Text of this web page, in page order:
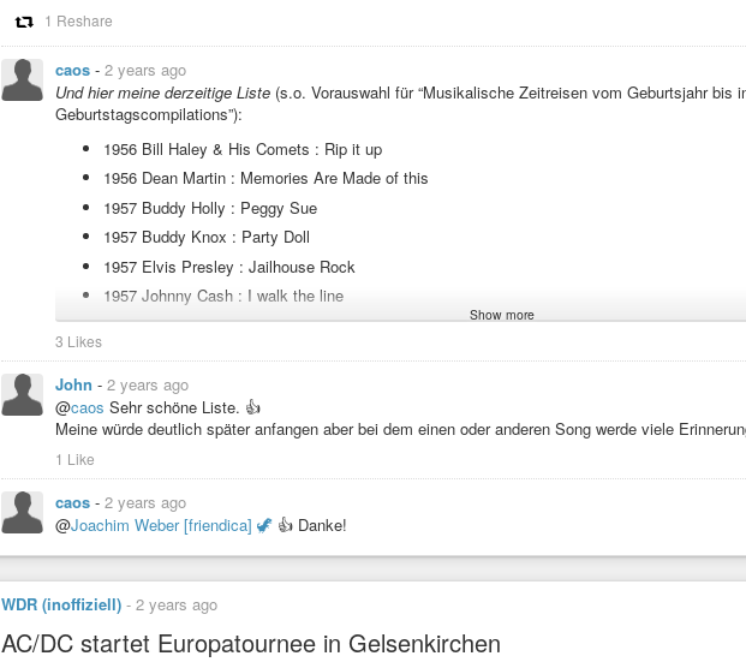
Das älteste “Geburtstagskind” bislang war Geburtsjahr 1956. Da ich mich in der Zeit musikalisch am
Vorauswahl die 90er Jahre stark überrepräsentiert, während die Liste in den 50er/60er, aber auch in den
Auswahl / Vielfalt enthält. Auch in den 70er/ 80er und ab 2005 sind weitere Ergänzungen sehr willkommen.
Der nächste Post enthält meine bisherige Liste (Vorauswahl) bzw. einen Ausschnitt daraus.
Ich wäre sehr dankbar für einschlägige Musiktipps und bin gespannt auf Eure Ergänzungen!
🔁 Gerne teilen#boostOk🚀
1 Reshare
caos - 2 years ago
Und hier meine derzeitige Liste (s.o. Vorauswahl für “Musikalische Zeitreisen vom Geburtsjahr bis
Geburtstagscompilations”):
1956 Bill Haley & His Comets : Rip it up
1956 Dean Martin : Memories Are Made of this
1957 Buddy Holly : Peggy Sue
1957 Buddy Knox : Party Doll
1957 Elvis Presley : Jailhouse Rock
1957 Johnny Cash : I walk the line
1957 The Tokens : The banana boat song
1959 Eddie Cochran : C’mon Everybody
1960 Johnny & The Hurricanes : Beatnik Fly
1961 Chubby Checker : Let’s twist again
1963 Beach Boys : Surfin’ USA
1964 The Kinks : You Really Got Me
1965 The Spencer Davis Group : Keep On Running
1966 The Spencer Davis Group : Keep On Running
1966 Velvet Underground : Run Run Run
Show more
3 Likes
John - 2 years ago
@caos Sehr schöne Liste. 👍
Meine würde deutlich später anfangen aber bei dem einen oder anderen Song werde viele
1 Like
caos - 2 years ago
@Joachim Weber [friendica] 🦖 👍 Danke!
WDR (inoffiziell) - 2 years ago
AC/DC startet Europatournee in Gelsenkirchen